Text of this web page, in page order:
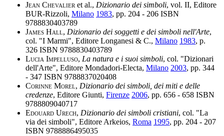
Jean Chevalier et al., Dizionario dei simboli, vol. II, Editore
BUR-Rizzoli, Milano 1983, pp. 204 - 206 ISBN
9788830403789
James Hall, Dizionario dei soggetti e dei simboli nell'Arte,
col. "I Marmi", Editore Longanesi & C., Milano 1983, p.
326 ISBN 9788830403789
Lucia Impelluso, La natura e i suoi simboli, col. "Dizionari
dell'Arte", Editore Mondadori-Electa, Milano 2003, pp. 344
- 347 ISBN 9788837020408
Corinne Morel, Dizionario dei simboli, dei miti e delle
credenze, Editore Giunti, Firenze 2006, pp. 656 - 658 ISBN
9788809040717
Edouard Urech, Dizionario dei simboli cristiani, col. "La
via dei simboli", Editore Arkeios, Roma 1995, pp. 204 - 207
ISBN 9788886495035